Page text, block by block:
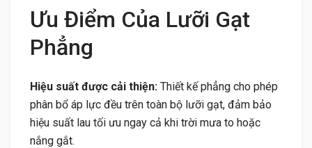
Ưu Điểm Của Lưỡi Gạt
Phẳng
Hiệu suất được cải thiện: Thiết kế phẳng cho phép
phân bổ áp lực đều trên toàn bộ lưỡi gạt, đảm bảo
hiệu suất lau tối ưu ngay cả khi trời mưa to hoặc
nắng gắt.